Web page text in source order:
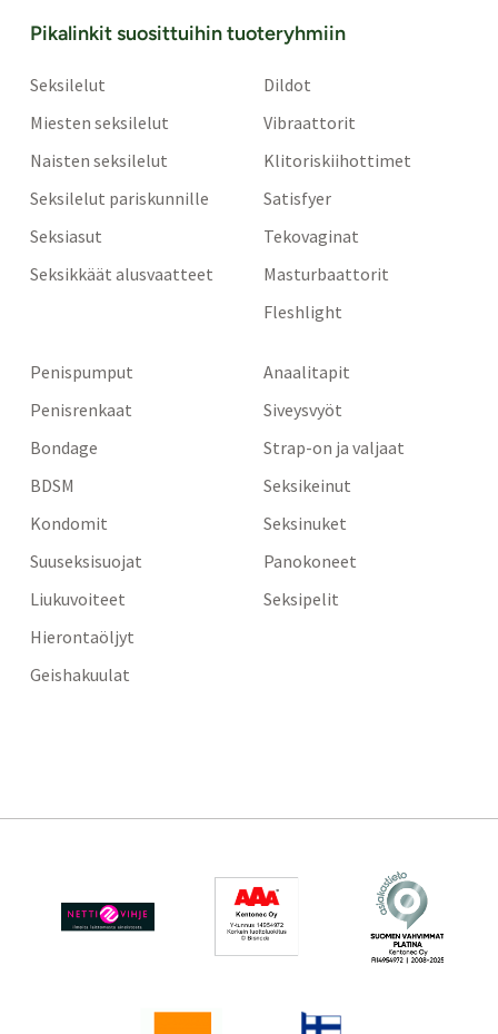
Pikalinkit suosittuihin tuoteryhmiin
Seksilelut
Miesten seksilelut
Naisten seksilelut
Seksilelut pariskunnille
Seksiasut
Seksikkäät alusvaatteet
Dildot
Vibraattorit
Klitoriskiihottimet
Satisfyer
Tekovaginat
Masturbaattorit
Fleshlight
Penispumput
Penisrenkaat
Bondage
BDSM
Kondomit
Suuseksisuojat
Liukuvoiteet
Hierontaöljyt
Geishakuulat
Anaalitapit
Siveysvyöt
Strap-on ja valjaat
Seksikeinut
Seksinuket
Panokoneet
Seksipelit